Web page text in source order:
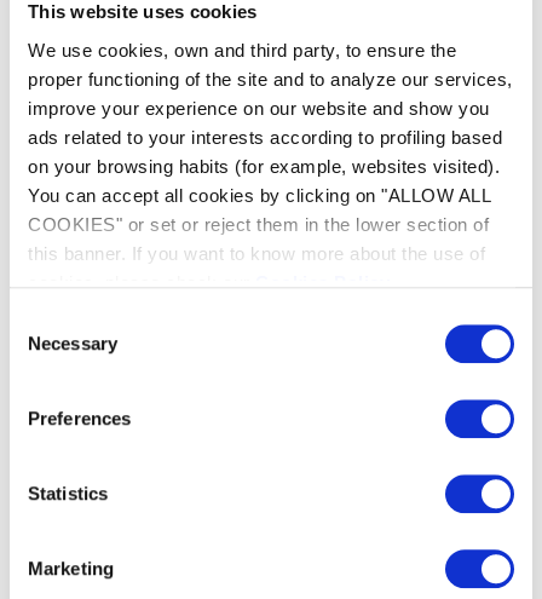
This website uses cookies
We use cookies, own and third party, to ensure the
proper functioning of the site and to analyze our services,
improve your experience on our website and show you
ads related to your interests according to profiling based
on your browsing habits (for example, websites visited).
You can accept all cookies by clicking on "ALLOW ALL
COOKIES" or set or reject them in the lower section of
this banner. If you want to know more about the use of
Selection
Necessary
Preferences
Statistics
Marketing
Sensor Nav System™:
Un nettoyage intelligent et personnalisé avec
un système de boussole anti-emmêlement qui
ne nécessite pas de swivel